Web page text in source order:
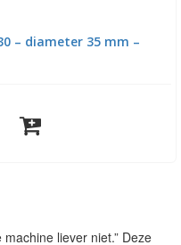
– diameter 35 mm –
liever niet.” Deze